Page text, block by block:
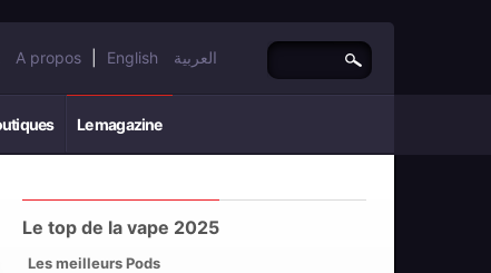
A propos English العربية
Le magazine
Le top de la vape 2025
Les meilleurs Pods